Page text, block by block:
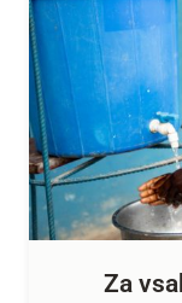
Za